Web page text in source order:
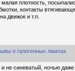
плотность,
контакты
движок и т.п.
о галогенных лампах
не синеватый, ночью